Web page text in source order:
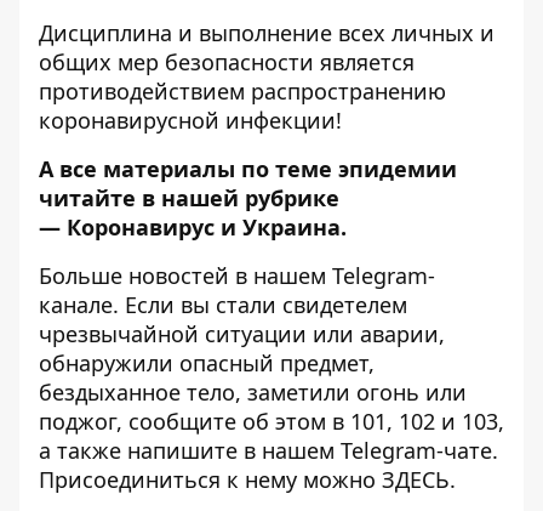
Дисциплина и выполнение всех личных и
общих мер безопасности является
противодействием распространению
коронавирусной инфекции!
А все материалы по теме эпидемии
читайте в нашей рубрике
— Коронавирус и Украина.
Больше новостей в нашем Telegram-
канале. Если вы стали свидетелем
чрезвычайной ситуации или аварии,
обнаружили опасный предмет,
бездыханное тело, заметили огонь или
поджог, сообщите об этом в 101, 102 и 103,
а также напишите в нашем Telegram-чате.
Присоединиться к нему можно ЗДЕСЬ.